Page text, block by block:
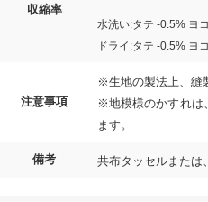
収縮率
水洗い:タテ -0.5% ヨ
ドライ:タテ -0.5% ヨ
注意事項
※生地の製法上、縫
※地模様のかすれは
ます。
備考 共布タッセルまたは